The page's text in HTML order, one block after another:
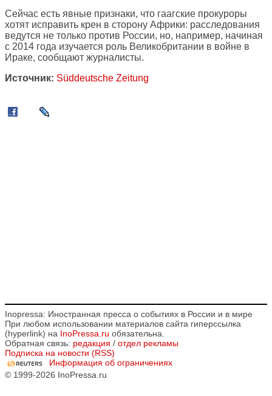
Сейчас есть явные признаки, что гаагские прокуроры
хотят исправить крен в сторону Африки: расследования
ведутся не только против России, но, например, начиная
с 2014 года изучается роль Великобритании в войне в
Ираке, сообщают журналисты.
Источник: Süddeutsche Zeitung
Inopressa: Иностранная пресса о событиях в России и в мире
При любом использовании материалов сайта гиперссылка
(hyperlink) на InoPressa.ru обязательна.
Обратная связь: редакция / отдел рекламы
Подписка на новости (RSS)
Информация об ограничениях
© 1999-2026 InoPressa.ru